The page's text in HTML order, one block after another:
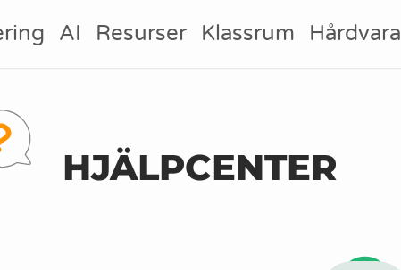
AI Resurser Klassrum Hårdvara
HJÄLPCENTER